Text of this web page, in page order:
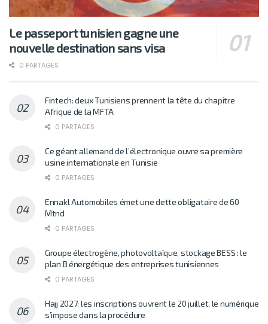
Le passeport tunisien gagne une
nouvelle destination sans visa
0 PARTAGES
Fintech: deux Tunisiens prennent la tête du chapitre
Afrique de la MFTA
0 PARTAGES
Ce géant allemand de l’électronique ouvre sa première
usine internationale en Tunisie
0 PARTAGES
Ennakl Automobiles émet une dette obligataire de 60
Mtnd
0 PARTAGES
Groupe électrogène, photovoltaïque, stockage BESS : le
plan B énergétique des entreprises tunisiennes
0 PARTAGES
Hajj 2027: les inscriptions ouvrent le 20 juillet, le numérique
s’impose dans la procédure